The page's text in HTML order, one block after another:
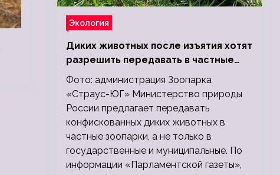
Экология
Диких животных после изъятия хотят
разрешить передавать в частные
зоопарки
Фото: администрация Зоопарка
«Страус-ЮГ» Министерство природы
России предлагает передавать
конфискованных диких животных в
частные зоопарки, а не только в
государственные и муниципальные. По
информации «Парламентской газеты»,